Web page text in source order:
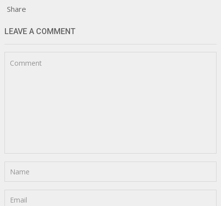
Share
LEAVE A COMMENT